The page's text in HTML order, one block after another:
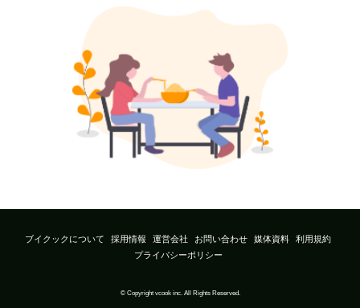
ブイクックについて 採用情報 運営会社 お問い合わせ 媒体資料
利用規約
プライバシーポリシー
© Copyright vcook inc. All Rights Reserved.